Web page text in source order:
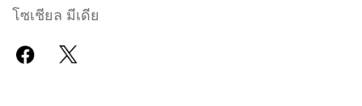
โซเชียล มีเดีย